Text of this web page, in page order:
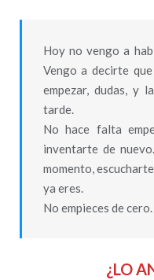
Hoy no vengo a
Vengo a decirte
empezar, dudas, y
tarde.
No hace falta
inventarte de
momento,
ya eres.
No empieces de
¿LO